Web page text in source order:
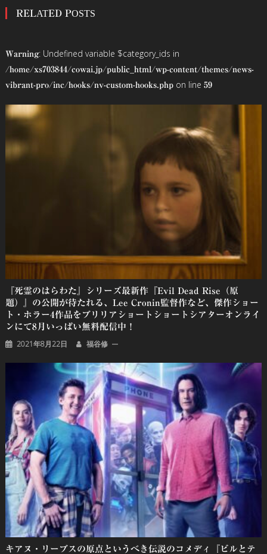
ナ
ゲ
ー
シ
ョ
ン
RELATED POSTS
Warning: Undefined variable $category_ids in
/home/xs703844/cowai.jp/public_html/wp-content/themes/news-
vibrant-pro/inc/hooks/nv-custom-hooks.phpon line 59
『死霊のはらわた』シリーズ最新作『Evil Dead Rise（原
題）』の公開が待たれる、Lee Cronin監督作など、傑作ショー
ト・ホラー4作品をブリリアショートショートシアターオンライ
ンにて8月いっぱい無料配信中！
2021年8月22日 福谷修
キアヌ・リーブスの原点というべき伝説のコメディ『ビルとテ